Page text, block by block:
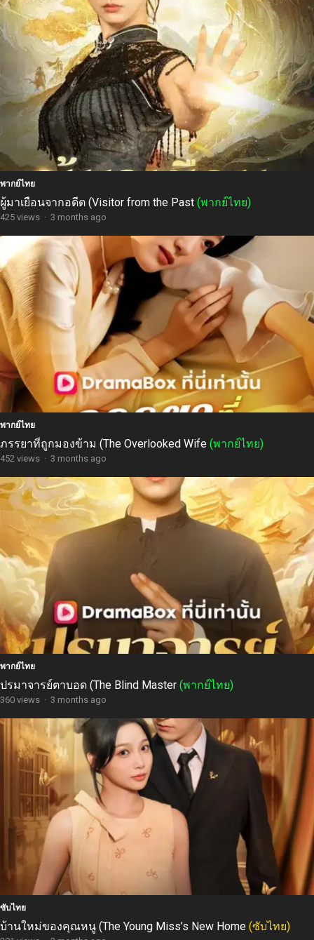
พากย์ไทย
ผู้มาเยือนจากอดีต (Visitor from the Past (พากย์ไทย)
425 views · 3 months ago
พากย์ไทย
ภรรยาที่ถูกมองข้าม (The Overlooked Wife (พากย์ไทย)
452 views · 3 months ago
พากย์ไทย
ปรมาจารย์ตาบอด (The Blind Master (พากย์ไทย)
360 views · 3 months ago
ซับไทย
บ้านใหม่ของคุณหนู (The Young Miss’s New Home (ซับไทย)